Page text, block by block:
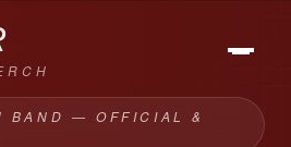
BAND — OFFICIAL &